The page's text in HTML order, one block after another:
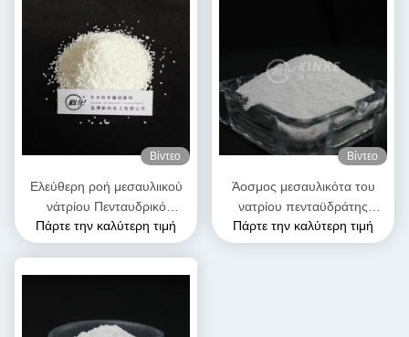
Βίντεο
Ελεύθερη ροή μεσαυλιικού
νάτρίου Πενταυδρικό
κόκκους Λευκό χρώμα
Πάρτε την καλύτερη τιμή
Βίντεο
Άοσμος μεσαυλικότα του
νατρίου πενταϋδράτης
διαλυτός στο νερό Μοριακό
βάρος 212,14 G/mol
Πάρτε την καλύτερη τιμή